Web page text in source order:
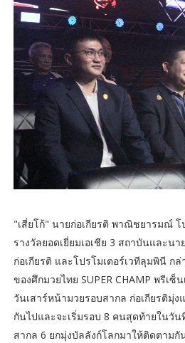
"เสี่ยโก้" นายก่อเกียรติ พาณิชยารมณ์ โ
รางวัลยอดเยี่ยมเอเชีย 3 สถาบันและน
ก่อเกียรติ และโปรโมเตอร์เวทีลุมพินี ก
ของศึกมวยไทย SUPER CHAMP พรีเซ็
วันเสาร์หน้ามวยรอบสากล ก่อเกียรติมุ่
กันไปและจะเริ่มรอบ 8 คนสุดท้ายในวัน
สากล 6 ยกมุ่งบัลลังก์โลกมาให้ติดตามกั